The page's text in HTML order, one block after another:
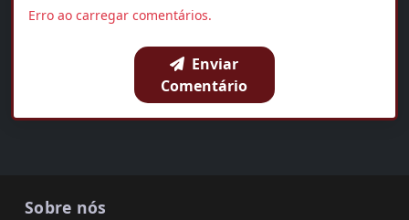
OUVIR AGORA
Erro ao carregar comentários.
Enviar
Comentário
Sobre nós